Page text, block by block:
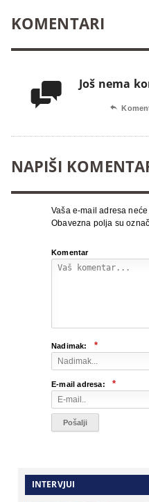
KOMENTARI
 Još nema

NAPIŠI
Vaša e-mail adresa
Obavezna polja su
Komentar
Nadimak: *
E-mail adresa: *
INTERVJUI